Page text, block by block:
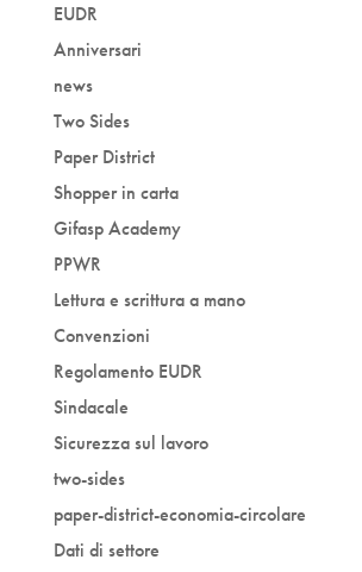
EUDR
Anniversari
news
Two Sides
Paper District
Shopper in carta
Gifasp Academy
PPWR
Lettura e scrittura a mano
Convenzioni
Regolamento EUDR
Sindacale
Sicurezza sul lavoro
two-sides
paper-district-economia-circolare
Dati di settore